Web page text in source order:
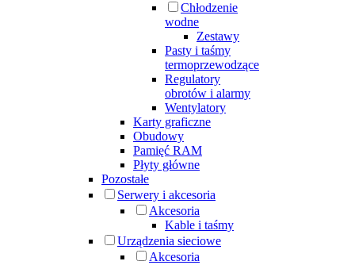
Chłodzenie
wodne
Zestawy
Pasty i taśmy
termoprzewodzące
Regulatory
obrotów i alarmy
Wentylatory
Karty graficzne
Obudowy
Pamięć RAM
Płyty główne
Pozostałe
Serwery i akcesoria
Akcesoria
Kable i taśmy
Urządzenia sieciowe
Akcesoria